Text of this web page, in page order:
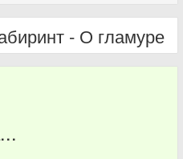
- О гламуре